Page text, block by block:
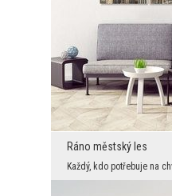
Ráno městský les